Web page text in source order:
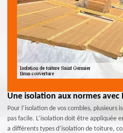
Une isolation aux normes
Pour l’isolation de vos combles, plusieurs
pas facile. L’isolation doit être appliquée
a différents types d’isolation de toiture,